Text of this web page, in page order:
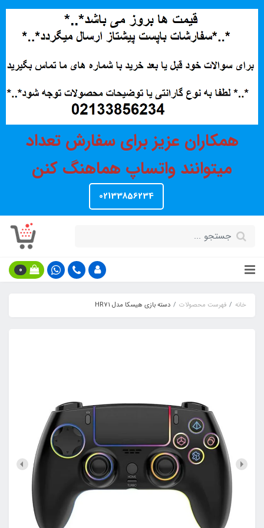
همکاران عزیز برای سفارش تعداد
میتوانند واتساپ هماهنگ کنن
02133856234
0
خانه فهرست محصولات دسته بازی هیسکا مدل HR71